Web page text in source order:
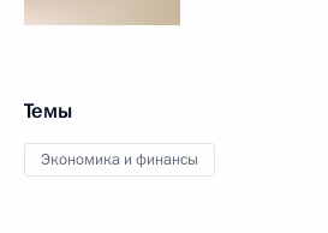
Темы
Экономика и финансы